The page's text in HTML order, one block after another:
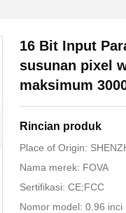
16 Bit Input
susunan pixel
maksimum
Rincian produk
Place of Origin:
Nama merek: FOVA
Sertifikasi: CE;FCC
Nomor model: 0.96